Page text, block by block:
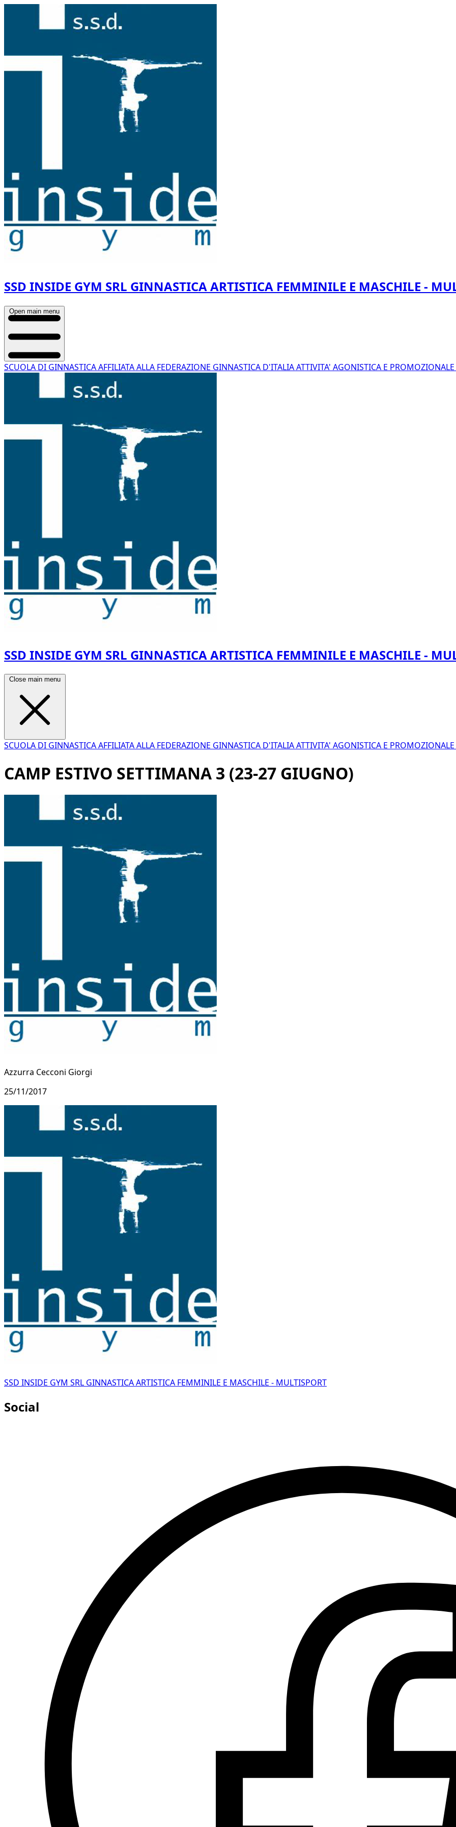
SSD INSIDE GYM SRL GINNASTICA ARTISTICA FEMMINILE E MASCHILE -
Open main menu
SCUOLA DI GINNASTICA AFFILIATA ALLA FEDERAZIONE GINNASTICA D'ITALIAATTIVITA' AGONISTICA E PROMOZIONALE
SSD INSIDE GYM SRL GINNASTICA ARTISTICA FEMMINILE E MASCHILE -
Close main menu
SCUOLA DI GINNASTICA AFFILIATA ALLA FEDERAZIONE GINNASTICA D'ITALIAATTIVITA' AGONISTICA E PROMOZIONALE
CAMP ESTIVO SETTIMANA 3 (23-27 GIUGNO)
Azzurra Cecconi Giorgi
25/11/2017
SSD INSIDE GYM SRL GINNASTICA ARTISTICA FEMMINILE E MASCHILE - MULTISPORT
Social